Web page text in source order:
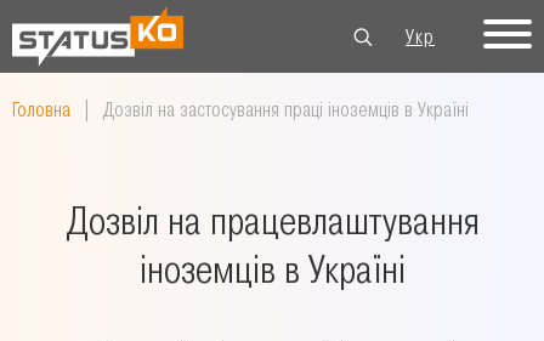
Укр
Рус
Eng
Головна Дозвіл на застосування праці іноземців в Україні
Дозвіл на працевлаштування
іноземців в Україні